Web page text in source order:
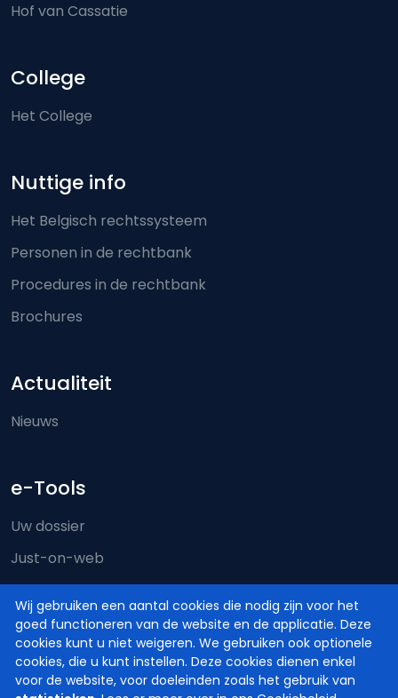
Wij gebruiken een aantal cookies die nodig zijn voor het
goed functioneren van de website en de applicatie. Deze
cookies kunt u niet weigeren. We gebruiken ook optionele
cookies, die u kunt instellen. Deze cookies dienen enkel
voor de website, voor doeleinden zoals het gebruik van
Hof van Cassatie
College
Het College
Nuttige info
Het Belgisch rechtssysteem
Personen in de rechtbank
Procedures in de rechtbank
Brochures
Actualiteit
Nieuws
e-Tools
Uw dossier
Just-on-web
e-Deposit
Territoriale bevoegdheid